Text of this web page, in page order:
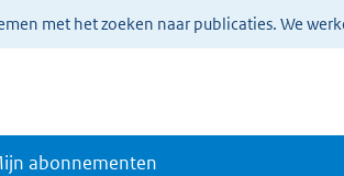
met het zoeken naar publicaties. We
abonnementen